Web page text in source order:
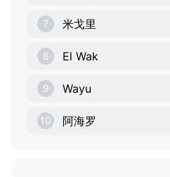
7 米戈里
8 El Wak
9 Wayu
10 阿海罗